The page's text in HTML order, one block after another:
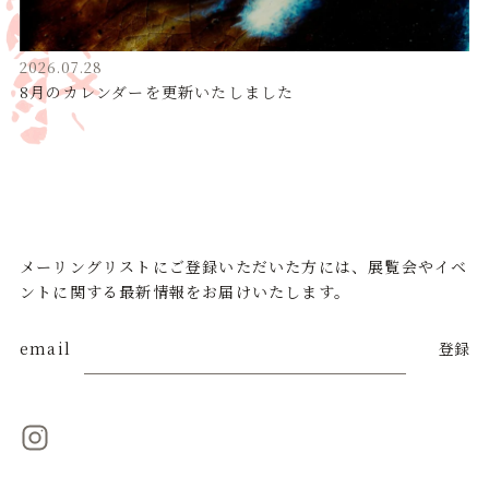
2026.07.28
8月のカレンダーを更新いたしました
メーリングリストにご登録いただいた方には、展覧会やイベ
ントに関する最新情報をお届けいたします。
email 登録